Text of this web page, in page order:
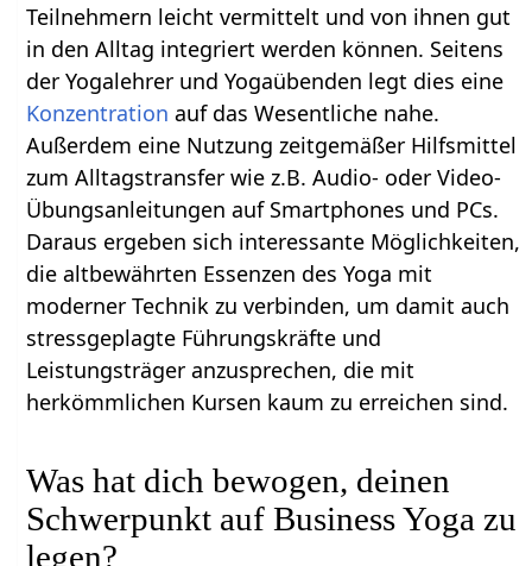
Teilnehmern leicht vermittelt und von ihnen gut
in den Alltag integriert werden können. Seitens
der Yogalehrer und Yogaübenden legt dies eine
Konzentration auf das Wesentliche nahe.
Außerdem eine Nutzung zeitgemäßer Hilfsmittel
zum Alltagstransfer wie z.B. Audio- oder Video-
Übungsanleitungen auf Smartphones und PCs.
Daraus ergeben sich interessante Möglichkeiten,
die altbewährten Essenzen des Yoga mit
moderner Technik zu verbinden, um damit auch
stressgeplagte Führungskräfte und
Leistungsträger anzusprechen, die mit
herkömmlichen Kursen kaum zu erreichen sind.
Was hat dich bewogen, deinen
Schwerpunkt auf Business Yoga zu
legen?